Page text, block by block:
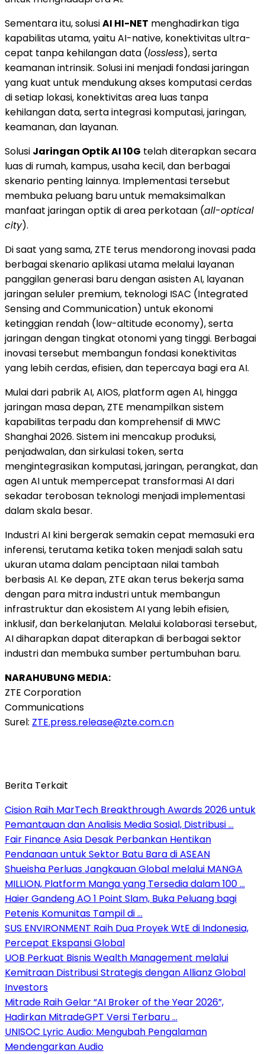
Sementara itu, solusiAI HI-NET menghadirkan tiga
kapabilitas utama, yaitu AI-native, konektivitas ultra-
cepat tanpa kehilangan data (lossless), serta
keamanan intrinsik. Solusi ini menjadi fondasi jaringan
yang kuat untuk mendukung akses komputasi cerdas
di setiap lokasi, konektivitas area luas tanpa
kehilangan data, serta integrasi komputasi, jaringan,
keamanan, dan layanan.
Solusi Jaringan Optik AI 10G telah diterapkan secara
luas di rumah, kampus, usaha kecil, dan berbagai
skenario penting lainnya. Implementasi tersebut
membuka peluang baru untuk memaksimalkan
manfaat jaringan optik di area perkotaan (all-optical
city).
Di saat yang sama, ZTE terus mendorong inovasi pada
berbagai skenario aplikasi utama melalui layanan
panggilan generasi baru dengan asisten AI, layanan
jaringan seluler premium, teknologi ISAC (Integrated
Sensing and Communication) untuk ekonomi
ketinggian rendah (low-altitude economy), serta
jaringan dengan tingkat otonomi yang tinggi. Berbagai
inovasi tersebut membangun fondasi konektivitas
yang lebih cerdas, efisien, dan tepercaya bagi era AI.
Mulai dari pabrik AI, AIOS, platform agen AI, hingga
jaringan masa depan, ZTE menampilkan sistem
kapabilitas terpadu dan komprehensif di MWC
Shanghai 2026. Sistem ini mencakup produksi,
penjadwalan, dan sirkulasi token, serta
mengintegrasikan komputasi, jaringan, perangkat, dan
agen AI untuk mempercepat transformasi AI dari
sekadar terobosan teknologi menjadi implementasi
dalam skala besar.
Industri AI kini bergerak semakin cepat memasuki era
inferensi, terutama ketika token menjadi salah satu
ukuran utama dalam penciptaan nilai tambah
berbasis AI. Ke depan, ZTE akan terus bekerja sama
dengan para mitra industri untuk membangun
infrastruktur dan ekosistem AI yang lebih efisien,
inklusif, dan berkelanjutan. Melalui kolaborasi tersebut,
AI diharapkan dapat diterapkan di berbagai sektor
industri dan membuka sumber pertumbuhan baru.
NARAHUBUNG MEDIA:
ZTE Corporation
Communications
Surel: ZTE.press.release@zte.com.cn
Berita Terkait
Cision Raih MarTech Breakthrough Awards 2026 untuk
Pemantauan dan Analisis Media Sosial, Distribusi …
Fair Finance Asia Desak Perbankan Hentikan
Pendanaan untuk Sektor Batu Bara di ASEAN
Shueisha Perluas Jangkauan Global melalui MANGA
MILLION, Platform Manga yang Tersedia dalam 100 …
Haier Gandeng AO 1 Point Slam, Buka Peluang bagi
Petenis Komunitas Tampil di …
SUS ENVIRONMENT Raih Dua Proyek WtE di Indonesia,
Percepat Ekspansi Global
UOB Perkuat Bisnis Wealth Management melalui
Kemitraan Distribusi Strategis dengan Allianz Global
Investors
Mitrade Raih Gelar “AI Broker of the Year 2026”,
Hadirkan MitradeGPT Versi Terbaru …
UNISOC Lyric Audio: Mengubah Pengalaman
Mendengarkan Audio